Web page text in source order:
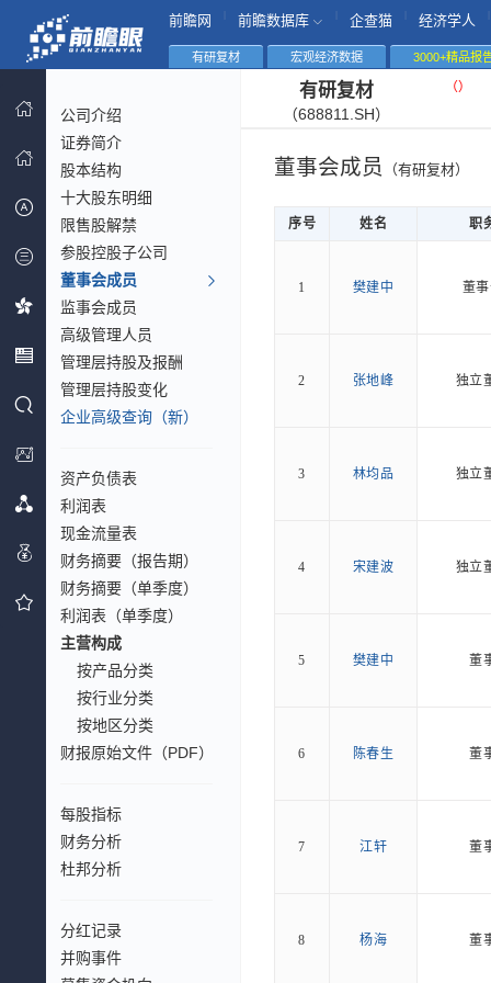
前瞻网 前瞻数据库 企查猫 经济学人
有研复材 宏观经济数据 3000+精品报
公司介绍
证券简介
股本结构
十大股东明细
限售股解禁
参股控股子公司
董事会成员
监事会成员
高级管理人员
管理层持股及报酬
管理层持股变化
企业高级查询（新）
资产负债表
利润表
现金流量表
财务摘要（报告期）
财务摘要（单季度）
利润表（单季度）
主营构成
按产品分类
按行业分类
按地区分类
财报原始文件（PDF）
每股指标
财务分析
杜邦分析
分红记录
并购事件
有研复材
（688811.SH）
（）
董事会成员 （有研复材）
序号 姓名 职
1 樊建中 董
2 张地峰 独立
3 林均品 独立
4 宋建波 独立
5 樊建中 董
6 陈春生 董
7 江轩 董
8 杨海 董